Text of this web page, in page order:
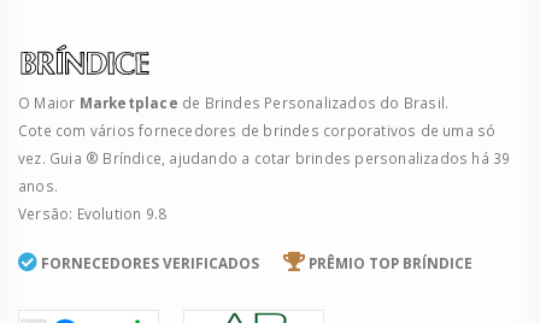
O Maior Marketplace de Brindes Personalizados do Brasil.
Cote com vários fornecedores de brindes corporativos de uma só
vez. Guia ® Bríndice, ajudando a cotar brindes personalizados há 39
anos.
Versão: Evolution 9.8
FORNECEDORES VERIFICADOS PRÊMIO TOP BRÍNDICE